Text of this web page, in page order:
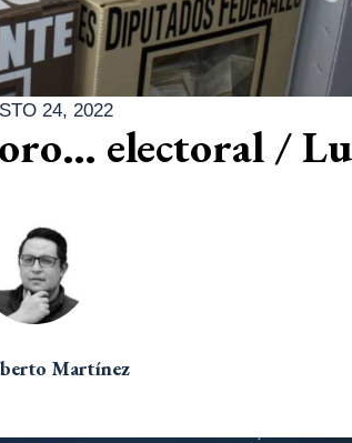
24, 2022
electoral /
Martínez